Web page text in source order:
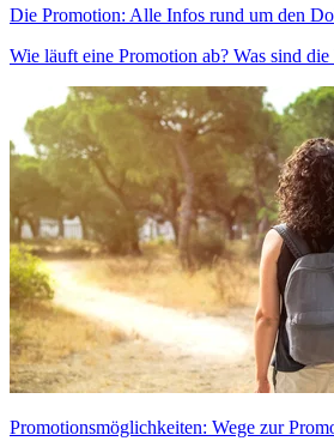
Die Promotion: Alle Infos rund um den
Wie läuft eine Promotion ab? Was sind
Promotionsmöglichkeiten: Wege zur